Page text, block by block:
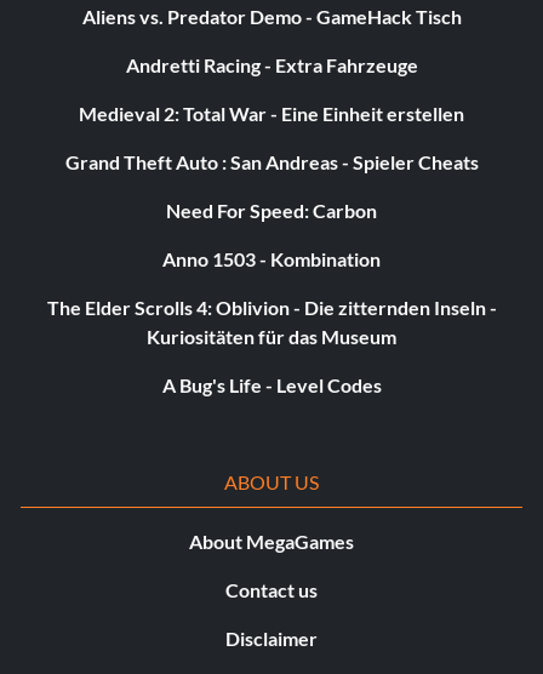
Aliens vs. Predator Demo - GameHack Tisch
Andretti Racing - Extra Fahrzeuge
Medieval 2: Total War - Eine Einheit erstellen
Grand Theft Auto : San Andreas - Spieler Cheats
Need For Speed: Carbon
Anno 1503 - Kombination
The Elder Scrolls 4: Oblivion - Die zitternden Inseln -
Kuriositäten für das Museum
A Bug's Life - Level Codes
ABOUT US
About MegaGames
Contact us
Disclaimer